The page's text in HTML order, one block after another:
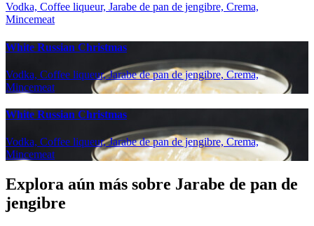
Vodka, Coffee liqueur, Jarabe de pan de jengibre, Crema,
Mincemeat
White Russian Christmas
Vodka, Coffee liqueur, Jarabe de pan de jengibre, Crema,
Mincemeat
White Russian Christmas
Vodka, Coffee liqueur, Jarabe de pan de jengibre, Crema,
Mincemeat
Explora aún más sobre Jarabe de pan de
jengibre